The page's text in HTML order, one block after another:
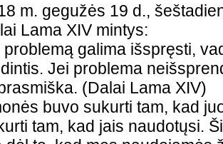
m. gegužės 19 d.,
Lama XIV mintys:
problemą galima išspręsti,
Jei problema
(Dalai Lama XIV)
buvo sukurti tam, kad
tam, kad jais naudotųsi.